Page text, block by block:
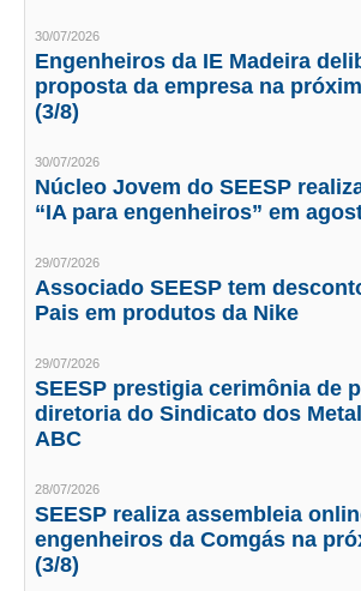
GUIA DAS ENGENHARIAS
CONTATO
ENGENHEIRO EMPREENDEDOR
PLATAFORMAS GRATUITAS
APOSENTADORIA
CONVÊNIOS
PLANO DE SAÚDE
SEESPPREV
30/07/2026
Engenheiros da IE Madeira
proposta da empresa na
(3/8)
30/07/2026
Núcleo Jovem do SEESP
“IA para engenheiros” em
29/07/2026
Associado SEESP tem
Pais em produtos da Nike
29/07/2026
SEESP prestigia cerimônia de
diretoria do Sindicato dos
ABC
28/07/2026
SEESP realiza assembleia
engenheiros da Comgás na
(3/8)